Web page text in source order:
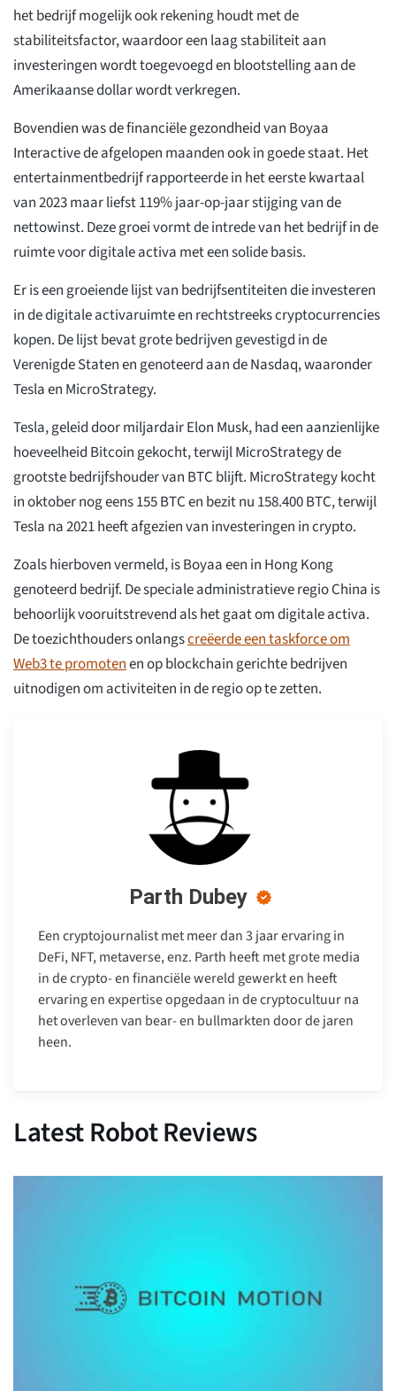
het bedrijf mogelijk ook rekening houdt met de
stabiliteitsfactor, waardoor een laag stabiliteit aan
investeringen wordt toegevoegd en blootstelling aan de
Amerikaanse dollar wordt verkregen.
Bovendien was de financiële gezondheid van Boyaa
Interactive de afgelopen maanden ook in goede staat. Het
entertainmentbedrijf rapporteerde in het eerste kwartaal
van 2023 maar liefst 119% jaar-op-jaar stijging van de
nettowinst. Deze groei vormt de intrede van het bedrijf in de
ruimte voor digitale activa met een solide basis.
Er is een groeiende lijst van bedrijfsentiteiten die investeren
in de digitale activaruimte en rechtstreeks cryptocurrencies
kopen. De lijst bevat grote bedrijven gevestigd in de
Verenigde Staten en genoteerd aan de Nasdaq, waaronder
Tesla en MicroStrategy.
Tesla, geleid door miljardair Elon Musk, had een aanzienlijke
hoeveelheid Bitcoin gekocht, terwijl MicroStrategy de
grootste bedrijfshouder van BTC blijft. MicroStrategy kocht
in oktober nog eens 155 BTC en bezit nu 158.400 BTC, terwijl
Tesla na 2021 heeft afgezien van investeringen in crypto.
Zoals hierboven vermeld, is Boyaa een in Hong Kong
genoteerd bedrijf. De speciale administratieve regio China is
behoorlijk vooruitstrevend als het gaat om digitale activa.
De toezichthouders onlangscreëerde een taskforce om
Web3 te promotenen op blockchain gerichte bedrijven
uitnodigen om activiteiten in de regio op te zetten.
Parth Dubey
Een cryptojournalist met meer dan 3 jaar ervaring in
DeFi, NFT, metaverse, enz. Parth heeft met grote media
in de crypto- en financiële wereld gewerkt en heeft
ervaring en expertise opgedaan in de cryptocultuur na
het overleven van bear- en bullmarkten door de jaren
heen.
Latest Robot Reviews